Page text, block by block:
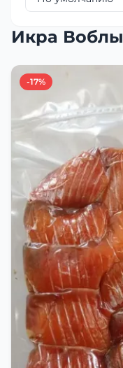
Икра Воблы
-17%